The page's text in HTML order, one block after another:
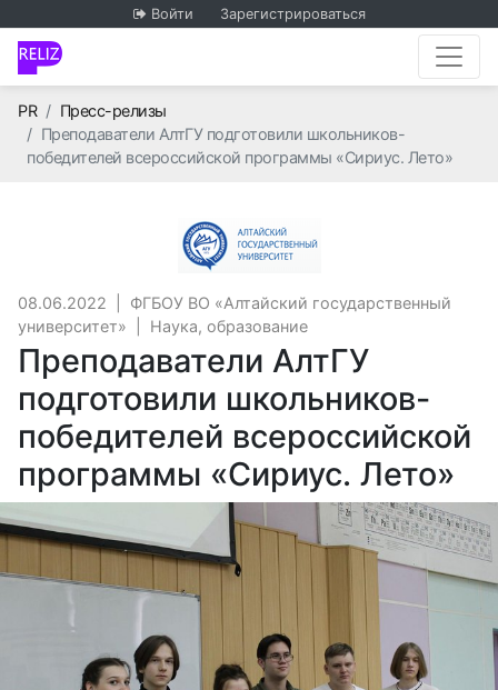
Войти Зарегистрироваться
PRГлавная
Пресс-релизы
Преподаватели АлтГУ подготовили школьников-
победителей всероссийской программы «Сириус. Лето»
08.06.2022
ФГБОУ ВО «Алтайский государственный
университет»
Наука, образование
Преподаватели АлтГУ
подготовили школьников-
победителей всероссийской
программы «Сириус. Лето»